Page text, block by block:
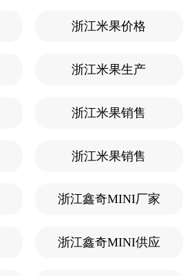
浙江米果价格
浙江米果生产
浙江米果销售
浙江米果销售
浙江鑫奇MINI厂家
浙江鑫奇MINI供应